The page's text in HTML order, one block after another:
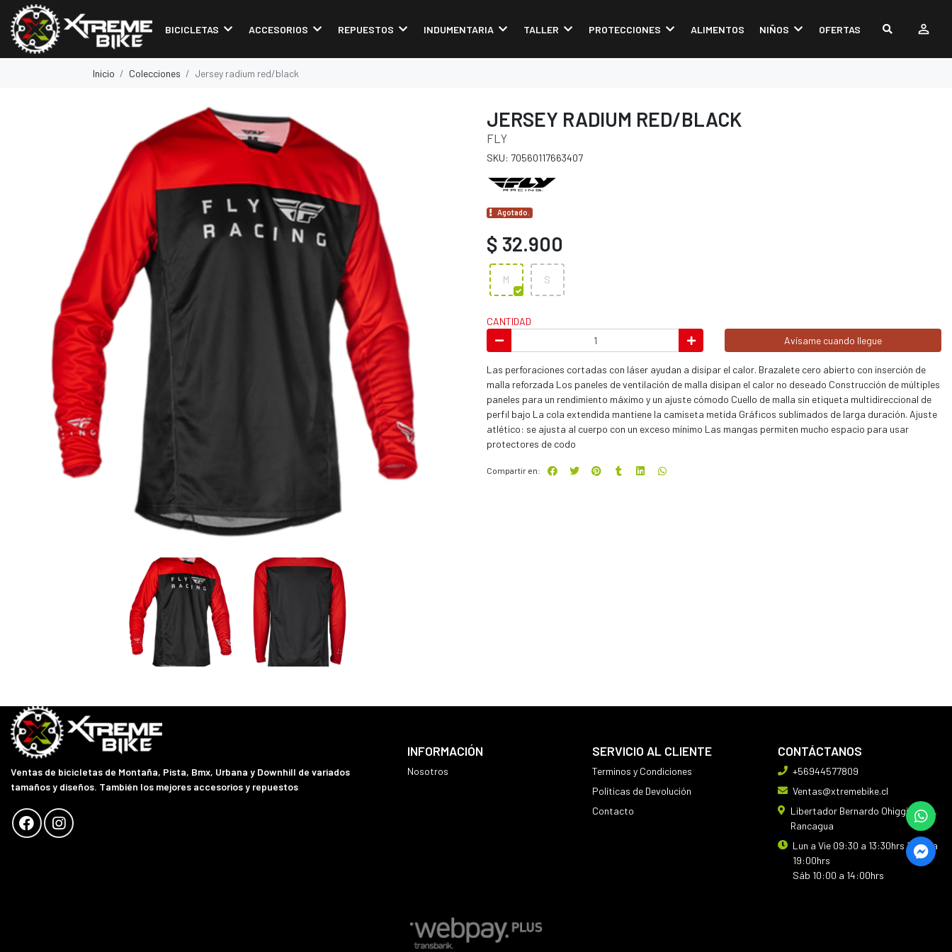
BICICLETAS ACCESORIOS REPUESTOS INDUMENTARIA TALLER PROTECCIONES ALIMENTOS NIÑOS OFERTAS
Inicio Colecciones Jersey radium red/black
JERSEY RADIUM RED/BLACK
FLY
SKU: 70560117663407
Agotado.
$ 32.900
M S
CANTIDAD
Avísame cuando llegue
Las perforaciones cortadas con láser ayudan a disipar el calor. Brazalete cero abierto con inserción de
malla reforzada Los paneles de ventilación de malla disipan el calor no deseado Construcción de múltiples
paneles para un rendimiento máximo y un ajuste cómodo Cuello de malla sin etiqueta multidireccional de
perfil bajo La cola extendida mantiene la camiseta metida Gráficos sublimados de larga duración. Ajuste
atlético: se ajusta al cuerpo con un exceso mínimo Las mangas permiten mucho espacio para usar
protectores de codo
Compartir en:
Ventas de bicicletas de Montaña, Pista, Bmx, Urbana y Downhill de variados
tamaños y diseños. También los mejores accesorios y repuestos
INFORMACIÓN
Nosotros
SERVICIO AL CLIENTE
Terminos y Condiciones
Políticas de Devolución
Contacto
CONTÁCTANOS
+56944577809
Ventas@xtremebike.cl
Libertador Bernardo Ohiggins 410,
Rancagua
Lun a Vie 09:30 a 13:30hrs 14:30 a
19:00hrs
Sáb 10:00 a 14:00hrs